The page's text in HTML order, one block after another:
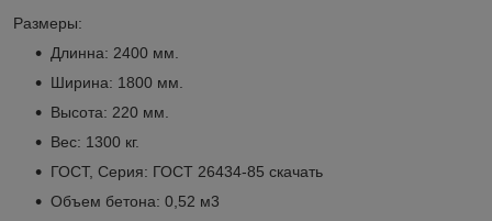
Размеры:
Длинна: 2400 мм.
Ширина: 1800 мм.
Высота: 220 мм.
Вес: 1300 кг.
ГОСТ, Серия: ГОСТ 26434-85 скачать
Объем бетона: 0,52 м3